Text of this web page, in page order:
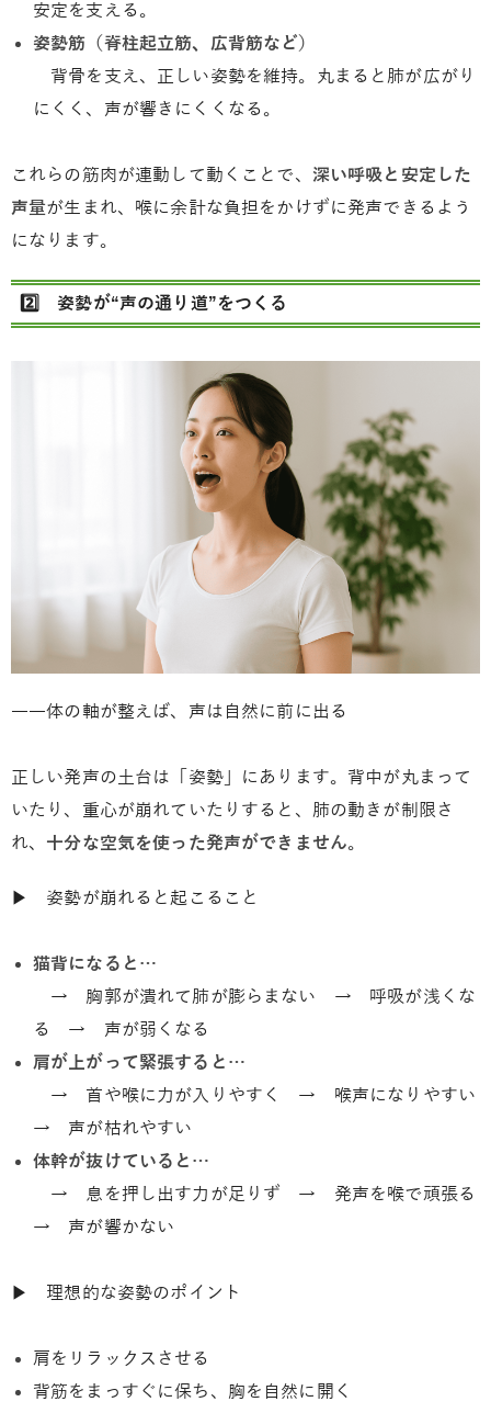
安定を支える。
姿勢筋（脊柱起立筋、広背筋など）
背骨を支え、正しい姿勢を維持。丸まると肺が広がり
にくく、声が響きにくくなる。
これらの筋肉が連動して動くことで、 深い呼吸と安定した
声量が生まれ、喉に余計な負担をかけずに発声できるよう
になります。
2️⃣ 姿勢が“声の通り道”をつくる
――体の軸が整えば、声は自然に前に出る
正しい発声の土台は「姿勢」にあります。背中が丸まって
いたり、重心が崩れていたりすると、肺の動きが制限さ
れ、 十分な空気を使った発声ができません。
▶ 姿勢が崩れると起こること
猫背になると…
→ 胸郭が潰れて肺が膨らまない → 呼吸が浅くな
る → 声が弱くなる
肩が上がって緊張すると…
→ 首や喉に力が入りやすく → 喉声になりやすい
→ 声が枯れやすい
体幹が抜けていると…
→ 息を押し出す力が足りず → 発声を喉で頑張る
→ 声が響かない
▶ 理想的な姿勢のポイント
肩をリラックスさせる
背筋をまっすぐに保ち、胸を自然に開く